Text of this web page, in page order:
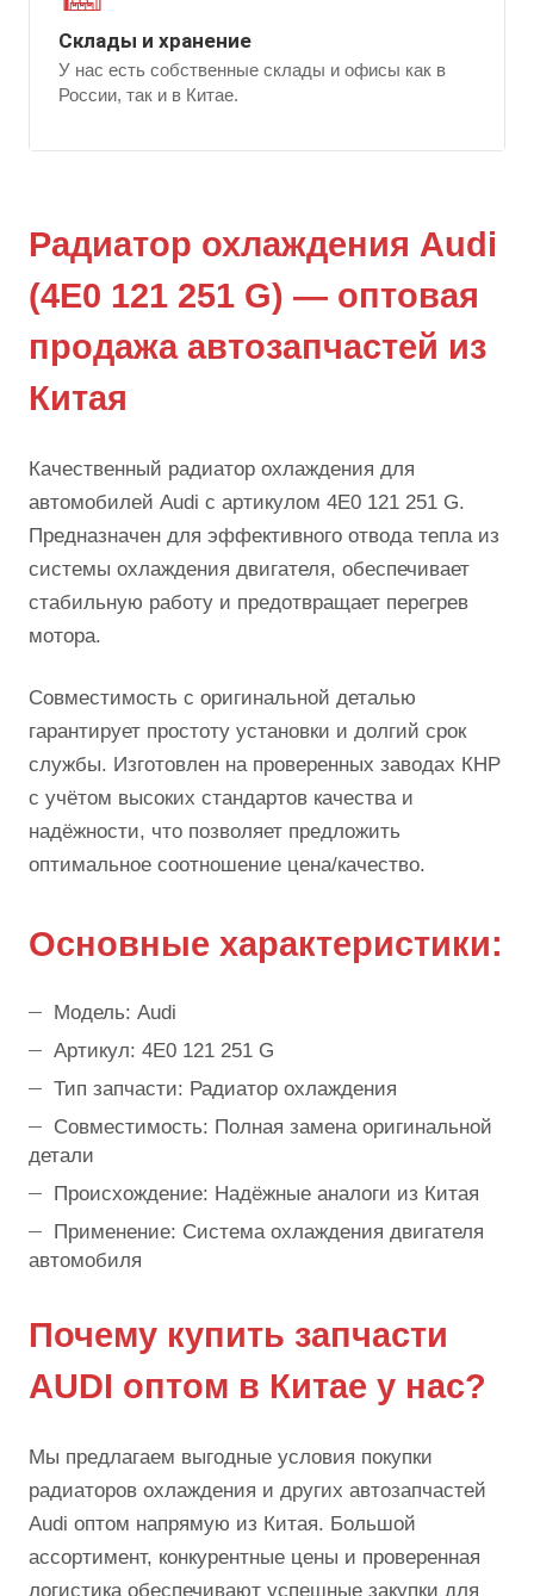
Склады и хранение
У нас есть собственные склады и офисы как в
России, так и в Китае.
Радиатор охлаждения Audi
(4E0 121 251 G) — оптовая
продажа автозапчастей из
Китая
Качественный радиатор охлаждения для
автомобилей Audi с артикулом 4E0 121 251 G.
Предназначен для эффективного отвода тепла из
системы охлаждения двигателя, обеспечивает
стабильную работу и предотвращает перегрев
мотора.
Совместимость с оригинальной деталью
гарантирует простоту установки и долгий срок
службы. Изготовлен на проверенных заводах КНР
с учётом высоких стандартов качества и
надёжности, что позволяет предложить
оптимальное соотношение цена/качество.
Основные характеристики:
Модель: Audi
Артикул: 4E0 121 251 G
Тип запчасти: Радиатор охлаждения
Совместимость: Полная замена оригинальной
детали
Происхождение: Надёжные аналоги из Китая
Применение: Система охлаждения двигателя
автомобиля
Почему купить запчасти
AUDI оптом в Китае у нас?
Мы предлагаем выгодные условия покупки
радиаторов охлаждения и других автозапчастей
Audi оптом напрямую из Китая. Большой
ассортимент, конкурентные цены и проверенная
логистика обеспечивают успешные закупки для